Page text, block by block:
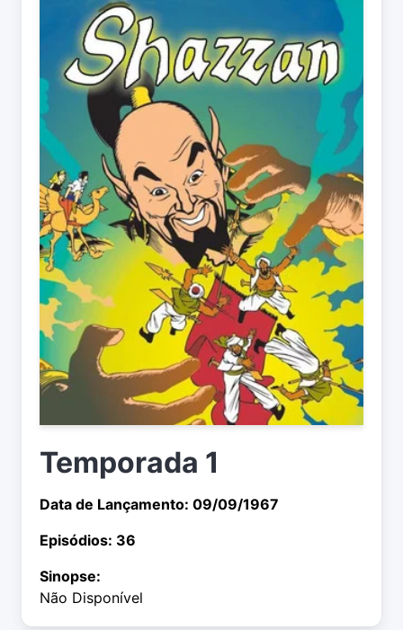
Temporada 1
Data de Lançamento: 09/09/1967
Episódios: 36
Sinopse:
Não Disponível